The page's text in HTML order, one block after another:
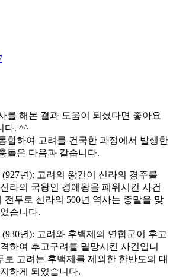
를 해본 결과 도움이 되셨다면 좋아요
다. ^^
합하여 고려를 건국한 과정에서 발생한
돌은 다음과 같습니다.
년): 고려의 왕건이 신라의 경주를
라의 국왕인 경애왕을 폐위시킨 사건
전투로 신라의 500년 역사는 종말을 맞
습니다.
년): 고려와 후백제의 연합군이 후고
하여 후고구려를 멸망시킨 사건입니
로 고려는 후백제를 제외한 한반도의 대
하게 되었습니다.